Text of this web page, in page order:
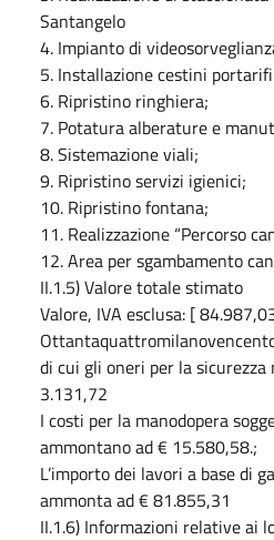
Santangelo
4. Impianto di
5. Installazione cestini
6. Ripristino ringhiera;
7. Potatura alberature e
8. Sistemazione viali;
9. Ripristino servizi igienici;
10. Ripristino fontana;
11. Realizzazione “Percorso
12. Area per sgambamento
II.1.5) Valore totale stimato
Valore, IVA esclusa: [
di cui gli oneri per la
3.131,72
I costi per la manodopera
ammontano ad € 15.580,58.;
L’importo dei lavori a base di
ammonta ad € 81.855,31
II.1.6) Informazioni relative ai